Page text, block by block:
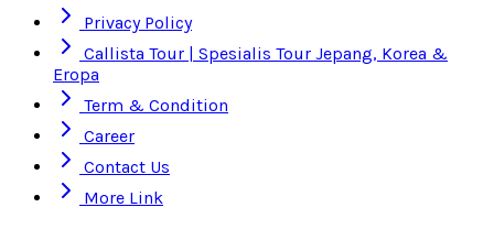
Privacy Policy
Callista Tour | Spesialis Tour Jepang, Korea &
Eropa
Term & Condition
Career
Contact Us
More Link